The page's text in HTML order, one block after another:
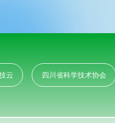
云 四川省科学技术协会